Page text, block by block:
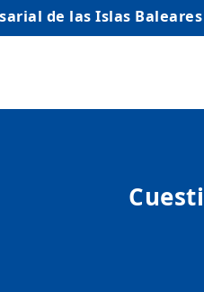
de las Islas Baleares